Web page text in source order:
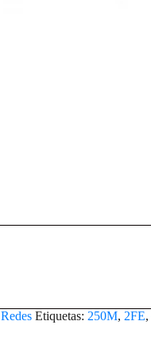
Redes Etiquetas: 250M, 2FE,